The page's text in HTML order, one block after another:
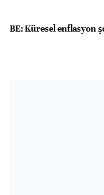
BE: Küresel enflasyon